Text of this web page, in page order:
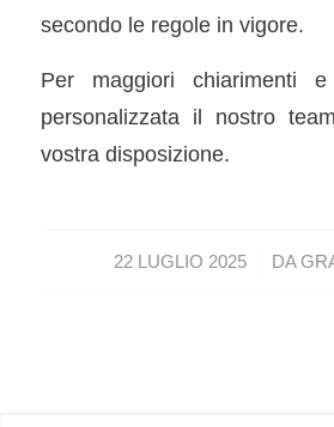
secondo le regole in vigore.
Per maggiori chiarimenti
personalizzata il nostro
vostra disposizione.
22 LUGLIO 2025
/ DA